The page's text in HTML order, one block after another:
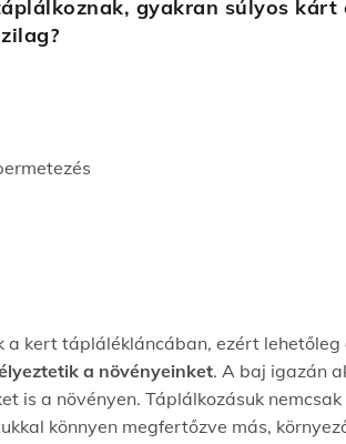
gyakran súlyos
a kert táplálékláncában, ezért lehetőleg
a növényeinket. A baj igazán
is a növényen. Táplálkozásuk
könnyen megfertőzve más,